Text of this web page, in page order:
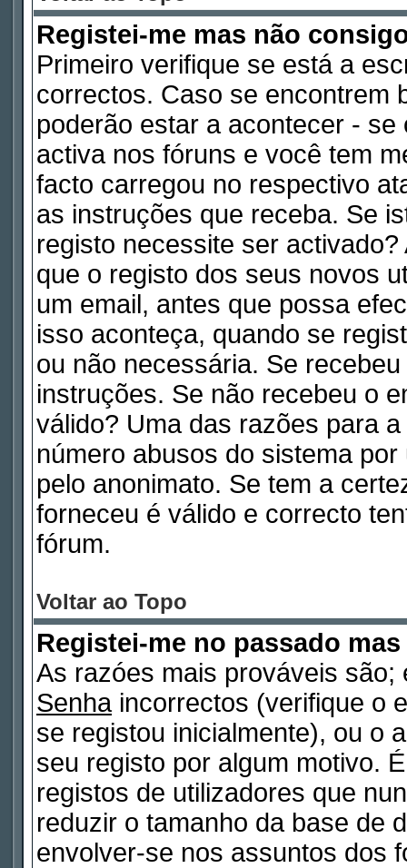
Registei-me mas não
Primeiro verifique se está a
correctos. Caso se encontrem
poderão estar a acontecer -
activa nos fóruns e você tem
facto carregou no respectivo
as instruções que receba. Se
registo necessite ser
que o registo dos seus novos
um email, antes que possa
isso aconteça, quando se
ou não necessária. Se
instruções. Se não recebeu o
válido? Uma das razões para
número abusos do sistema
pelo anonimato. Se tem a
forneceu é válido e correcto
fórum.
Voltar ao Topo
Registei-me no passado
As razóes mais prováveis
Senhaincorrectos (verifique o
se registou inicialmente), ou o
seu registo por algum motivo.
registos de utilizadores que
reduzir o tamanho da base de
envolver-se nos assuntos dos